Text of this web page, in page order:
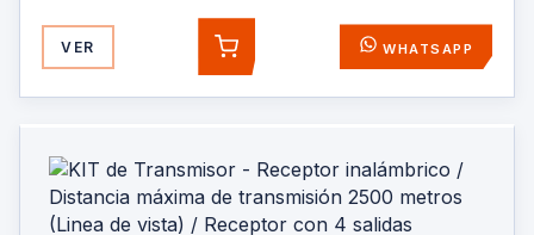
VER AGREGAR WHATSAPP